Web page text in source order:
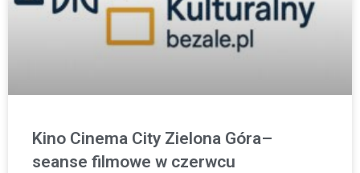
Kino Cinema City Zielona Góra–
seanse filmowe w czerwcu